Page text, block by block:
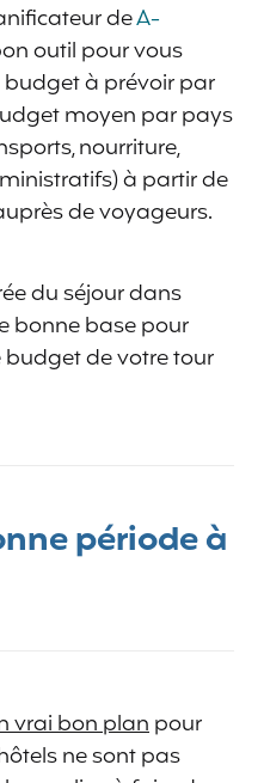
deA-
outil pour vous
à prévoir par
moyen par pays
nourriture,
à partir de
de voyageurs.
du séjour dans
bonne base pour
de votre tour
période à
vrai bon planpour
ne sont pas